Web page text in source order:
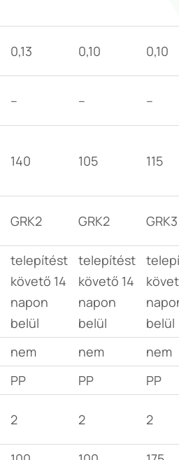
0,13 0,10 0,10
– – –
140 105 115
GRK2 GRK2 GRK3
telepítést
követő 14
napon
belül
telepítést
követő 14
napon
belül
belül
nem nem
nem
PP PP
PP
2 2 2